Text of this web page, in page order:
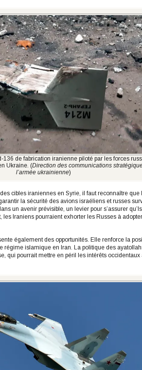
136 de fabrication iranienne piloté par les forces
Ukraine. (Direction des communications
l’armée ukrainienne)
cibles iraniennes en Syrie, il faut reconnaître que
la sécurité des avions israéliens et russes
un avenir prévisible, un levier pour s’assurer
Iraniens pourraient exhorter les Russes à
également des opportunités. Elle renforce la
régime islamique en Iran. La politique des
qui pourrait mettre en péril les intérêts